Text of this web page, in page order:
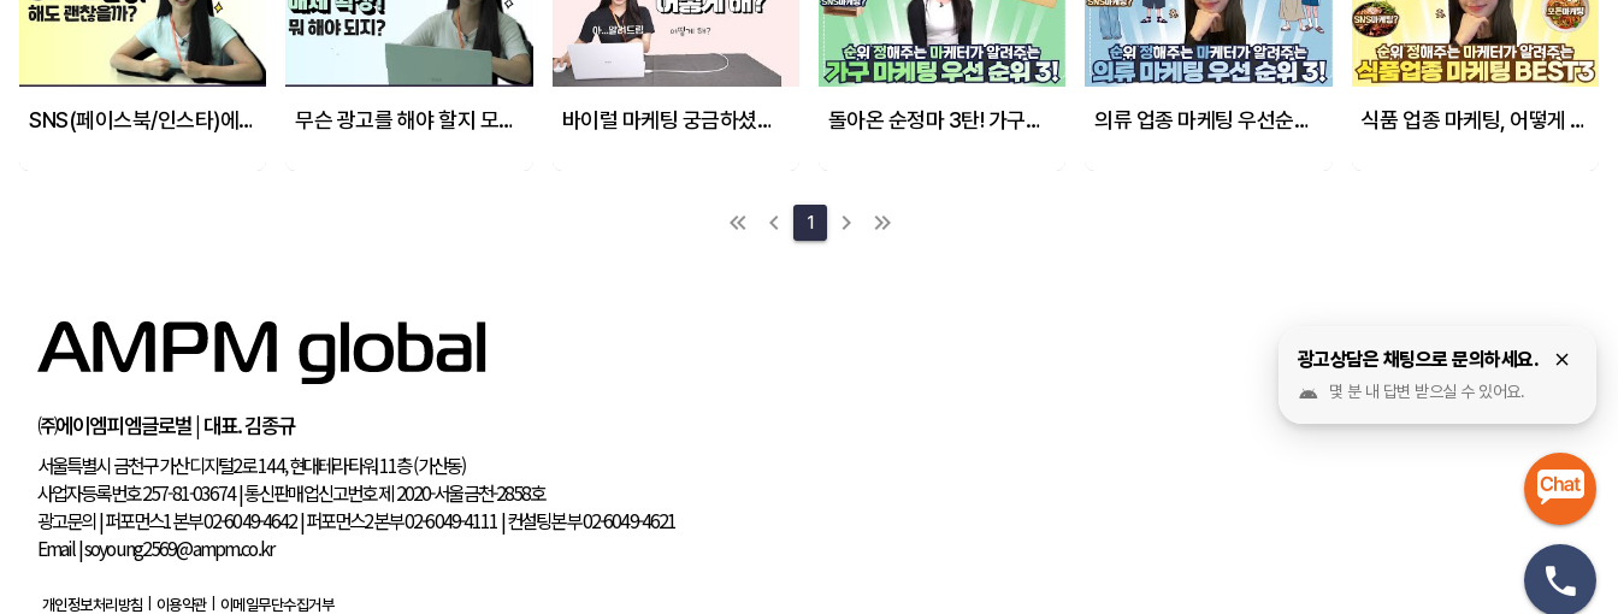
SNS(페이스북/인스타)에 광고비 몰빵 해도 되냐고요? 그건... 무슨 광고를 해야 할지 모르시겠다면! 수많은 광고들 중 딱 2개! 골라드립니다! 바이럴 마케팅 궁금하셨죠? 쉽고 상세히 알려드립니다! 돌아온 순정마 3탄! 가구업종(고관여상품) 판매 '효율' 높이고 싶으시다면, 보시죠! 의류 업종 마케팅 우선순위 딱 알려드릴게요! 이대로만 해보세요! 식품 업종 마케팅, 어떻게 해야할지 막막하다구요? 그럼 일단 보시죠!
1
광고상담은 채팅으로 문의하세요.
몇 분 내 답변 받으실 수 있어요.